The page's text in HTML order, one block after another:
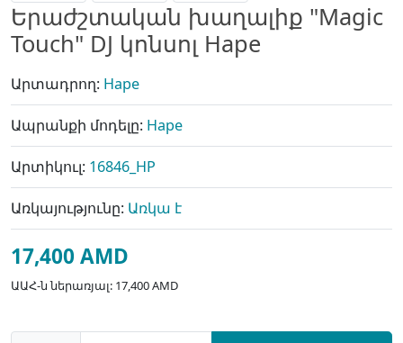
Երաժշտական խաղալիք "Magic
Touch" DJ կոնսոլ Hape
Արտադրող: Hape
Ապրանքի մոդելը: Hape
Արտիկուլ: 16846_HP
Առկայությունը: Առկա է
17,400 AMD
ԱԱՀ-ն ներառյալ: 17,400 AMD